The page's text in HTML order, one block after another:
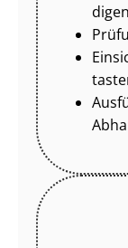
di­gen